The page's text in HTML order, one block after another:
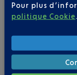
Pour plus
politique Cookie.